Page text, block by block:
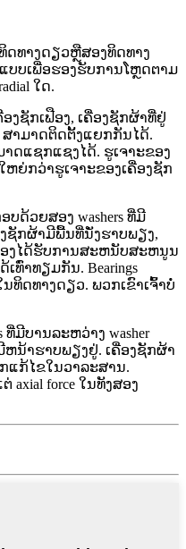
ດທາງດຽວຫຼືສອງທິດທາງ
ແບບເພື່ອຮອງຮັບການໂຫຼດຕາມ
ໃດ.
ງຊັກເຟືອງ, ເຄື່ອງຊັກຜ້າທີ່ຢູ່
ສາມາດຕິດຕັ້ງແຍກກັນໄດ້.
າດແຊກແຊງໄດ້. ຮູເຈາະຂອງ
ຍ່ກວ່າຮູເຈາະຂອງເຄື່ອງຊັກ
ບດ້ວຍສອງ washers ທີ່ມີ
ງຊັກຜ້າມີພື້ນທີ່ນັ່ງຮາບພຽງ,
ງໄດ້ຮັບການສະຫນັບສະຫນູນ
ທົ່າທຽມກັນ. Bearings
ດທາງດຽວ. ພວກເຂົາເຈົ້າບໍ່
ທີ່ມີບານລະຫວ່າງ washer
ມີຫນ້າຮາບພຽງຢູ່. ເຄື່ອງຊັກຜ້າ
ກແກ້ໄຂໃນວາລະສານ.
axial force ໃນທັງສອງ